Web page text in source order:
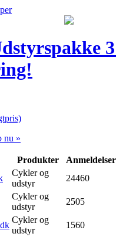
nu »
Produkter Anmeldelser
Cykler og
udstyr
24460
Cykler og
udstyr
2505
Cykler og
udstyr
1560